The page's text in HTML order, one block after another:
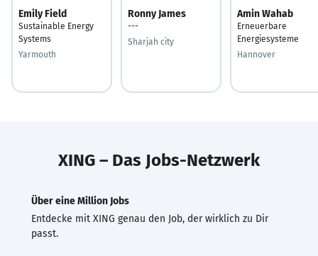
Emily Field
Sustainable Energy
Systems
Yarmouth
Ronny James
---
Sharjah city
Amin Wahab
Erneuerbare
Energiesysteme
Hannover
XING – Das Jobs-Netzwerk
Über eine Million Jobs
Entdecke mit XING genau den Job, der wirklich zu Dir
passt.